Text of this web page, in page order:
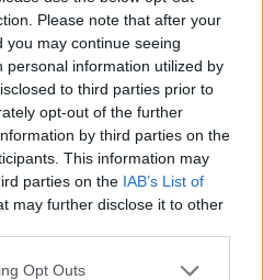
Please note that after your
may continue seeing
personal information utilized by
to third parties prior to
opt-out of the further
by third parties on the
This information may
parties on the IAB’s List of
may further disclose it to other
app uses one or more Google
Opt Outs
για τον ολεθρο